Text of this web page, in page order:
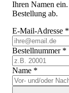
Ihren Namen
Bestellung ab.
E-Mail-Adresse *
Bestellnummer *
Name *